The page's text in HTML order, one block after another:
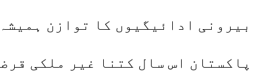
بیرونی ادائیگیوں کا توازن
پاکستان اس سال کتنا غیر ملکی